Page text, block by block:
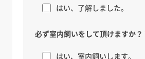
はい、了解しました。
必ず室内飼いをして頂けますか？
はい、室内飼いします。